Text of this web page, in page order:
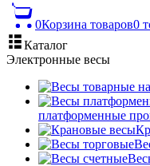
0Корзина товаров0
Каталог
Электронные весы
платформенные